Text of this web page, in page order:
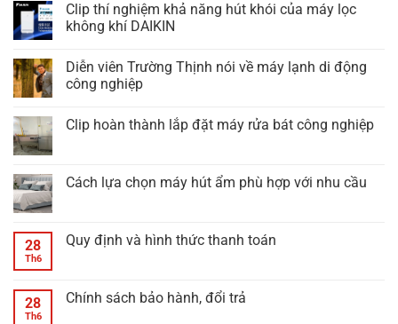
Clip thí nghiệm khả năng hút khói của máy lọc
không khí DAIKIN
Diễn viên Trường Thịnh nói về máy lạnh di động
công nghiệp
Clip hoàn thành lắp đặt máy rửa bát công nghiệp
Cách lựa chọn máy hút ẩm phù hợp với nhu cầu
28
Th6
Quy định và hình thức thanh toán
28
Th6
Chính sách bảo hành, đổi trả